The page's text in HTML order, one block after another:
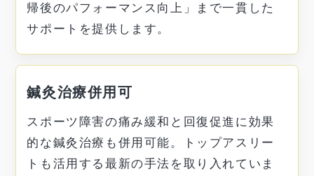
帰後のパフォーマンス向上」まで一貫した
サポートを提供します。
鍼灸治療併用可
スポーツ障害の痛み緩和と回復促進に効果
的な鍼灸治療も併用可能。トップアスリー
トも活用する最新の手法を取り入れていま